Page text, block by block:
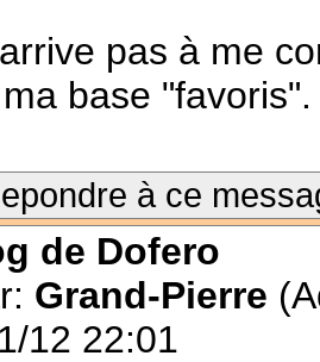
pas à me
base
à ce
de Dofero
Grand-Pierre
12 22:01